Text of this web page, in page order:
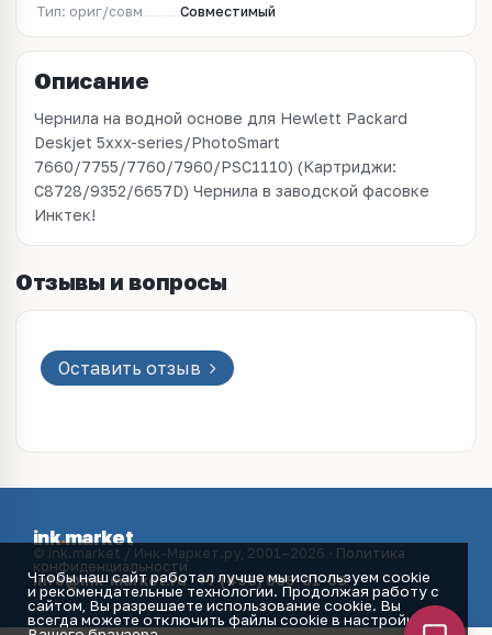
Тип: ориг/совм
Совместимый
Описание
Чернила на водной основе для Hewlett Packard
Deskjet 5xxx-series/PhotoSmart
7660/7755/7760/7960/PSC1110) (Картриджи:
С8728/9352/6657D) Чернила в заводской фасовке
Инктек!
Отзывы и вопросы
Оставить отзыв
ink.market
© ink.market / Инк-Маркет.ру, 2001–2026 · Политика
конфиденциальности
info@ink-market.ru·+7 (495) 565-31-09
Чтобы наш сайт работал лучше мы используем cookie
и рекомендательные технологии. Продолжая работу с
сайтом, Вы разрешаете использование cookie. Вы
всегда можете отключить файлы cookie в настройках